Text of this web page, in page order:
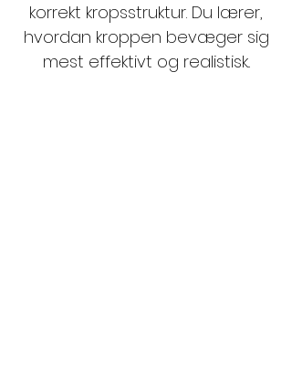
korrekt kropsstruktur. Du lærer,
hvordan kroppen bevæger sig
mest effektivt og realistisk..